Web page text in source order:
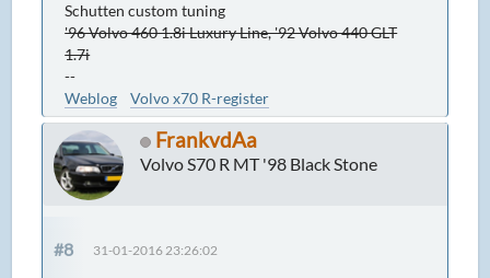
Schutten custom tuning
'96 Volvo 460 1.8i Luxury Line, '92 Volvo 440 GLT
1.7i
--
Weblog
Volvo x70 R-register
FrankvdAa
Volvo S70 R MT '98 Black Stone
#8 31-01-2016 23:26:02